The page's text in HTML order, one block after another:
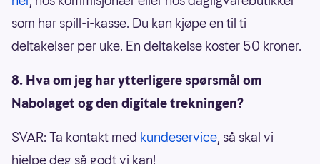
som har spill-i-kasse. Du kan kjøpe en til ti
deltakelser per uke. En deltakelse koster 50 kroner.
8. Hva om jeg har ytterligere spørsmål om
Nabolaget og den digitale trekningen?
SVAR: Ta kontakt med kundeservice, så skal vi
hjelpe deg så godt vi kan!